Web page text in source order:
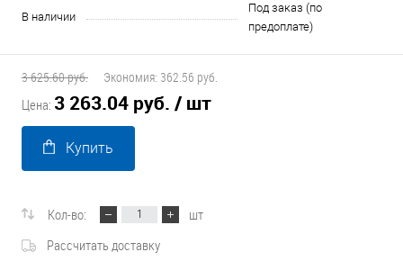
В наличии
Под заказ (по
предоплате)
3 625.60 руб. Экономия: 362.56 руб.
Цена: 3 263.04 руб. / шт
Купить
Кол-во:
шт
Рассчитать доставку